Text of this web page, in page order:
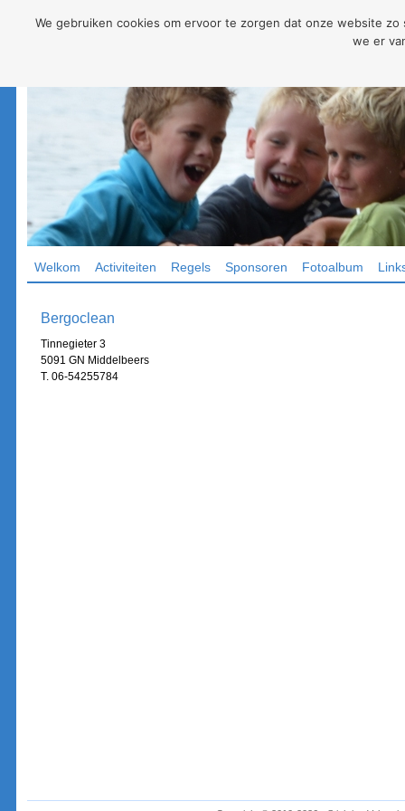
Welkom Activiteiten Regels Sponsoren Fotoalbum
Bergoclean
Tinnegieter 3
5091 GN Middelbeers
T. 06-54255784
We gebruiken cookies om ervoor te zorgen dat onze website
we er